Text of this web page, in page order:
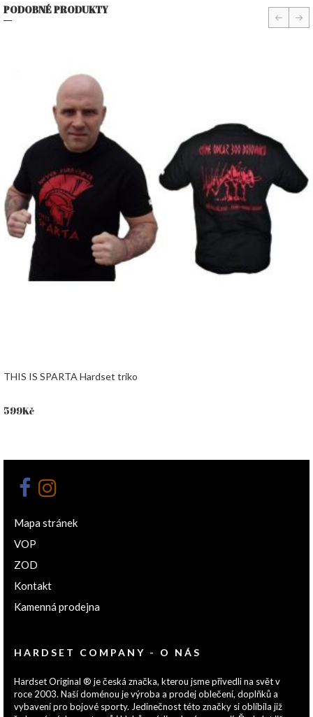
PODOBNÉ PRODUKTY
THIS IS SPARTA Hardset triko
599Kč
prev
Mapa stránek
VOP
ZOD
Kontakt
Kamenná prodejna
HARDSET COMPANY - O NÁS
Hardset Original ® je česká značka, kterou jsme přivedli na svět v
roce 2003. Naší doménou je výroba a prodej oblečení, doplňků a
vybavení pro bojové sporty. Jedinečnost této značky si oblíbila již